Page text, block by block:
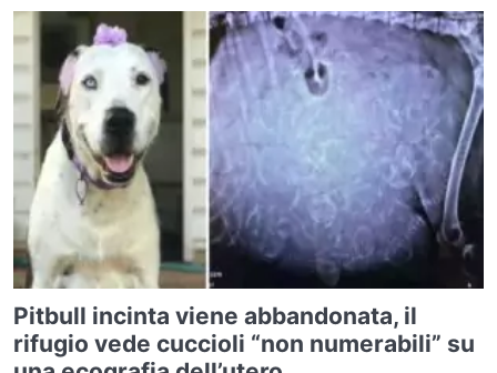
Pitbull incinta viene abbandonata, il
rifugio vede cuccioli “non numerabili” su